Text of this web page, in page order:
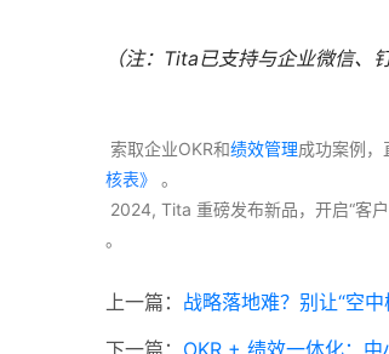
（注：Tita已支持与企业微信、
索取企业OKR和绩效管理成功案例
核表》
。
2024, Tita 重磅发布新品，开启“客
。
上一篇： 战略落地难？别让“空